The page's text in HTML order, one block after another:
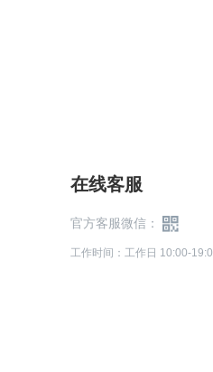
在线客服
官方客服微信：
工作时间：工作日 10:00-